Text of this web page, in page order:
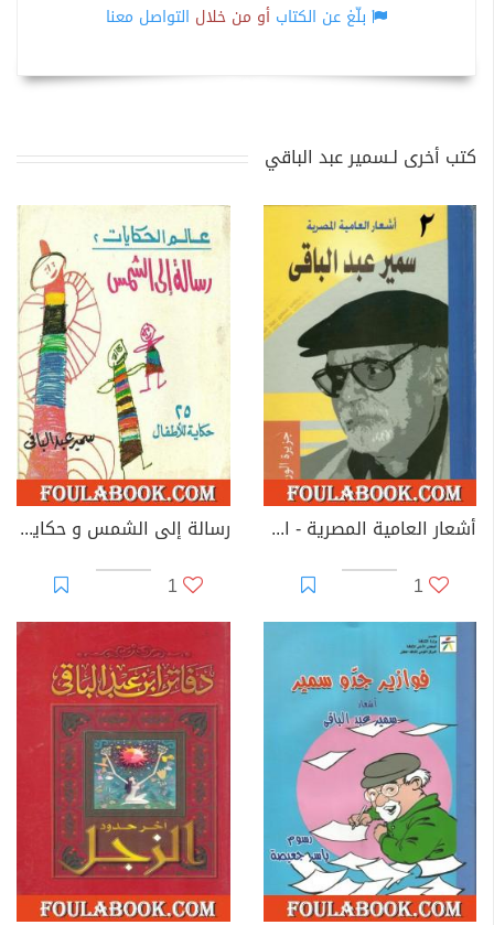
بلّغ عن الكتاب أو من خلال التواصل معنا
كتب أخرى لـسمير عبد الباقي
أشعار العامية المصرية - الأعمال الكاملة: الجزء الثاني
1
رسالة إلى الشمس و حكايات أخرى - 25 حكاية للأطفال
1